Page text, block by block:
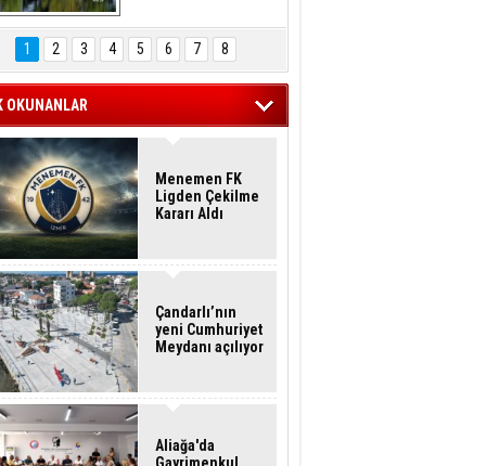
Hasan Eser'in
Objektifinden
1 2 3 4 5 6 7 8
OKUNANLAR
Menemen FK
Ligden Çekilme
Kararı Aldı
Çandarlı’nın
yeni Cumhuriyet
Meydanı açılıyor
Aliağa'da